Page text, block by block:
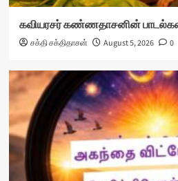
கவியரசர் கண்ணதாசனின்
சக்தி சக்திதாசன் August 5, 2026 0